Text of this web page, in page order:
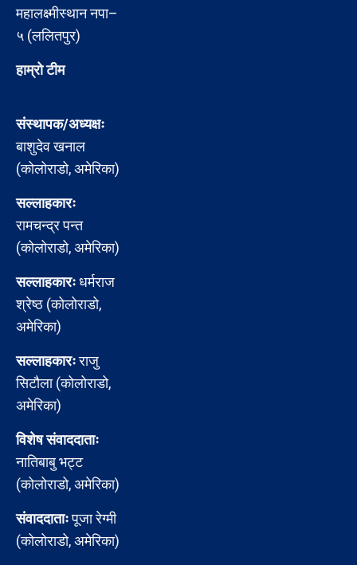
महालक्ष्मीस्थान नपा–
५ (ललितपुर)
हाम्रो टीम
संस्थापक/अध्यक्षः
बाशुदेव खनाल
(कोलोराडो, अमेरिका)
सल्लाहकारः
रामचन्द्र पन्त
(कोलोराडो, अमेरिका)
सल्लाहकारःधर्मराज
श्रेष्ठ (कोलोराडो,
अमेरिका)
सल्लाहकारःराजु
सिटौला (कोलोराडो,
अमेरिका)
विशेष संवाददाताः
नातिबाबु भट्ट
(कोलोराडो, अमेरिका)
संवाददाताःपूजा रेग्मी
(कोलोराडो, अमेरिका)